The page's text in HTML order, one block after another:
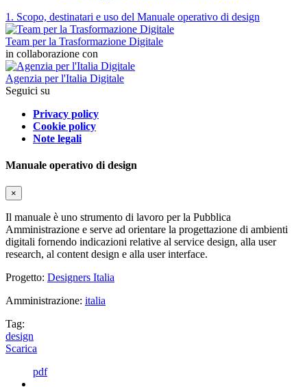
1. Scopo, destinatari e uso del Manuale operativo di design
Team per la Trasformazione Digitale
in collaborazione con
Agenzia per l'Italia Digitale
Seguici su
Privacy policy
Cookie policy
Note legali
Manuale operativo di design
×
Il manuale è uno strumento di lavoro per la Pubblica
Amministrazione e serve ad orientare la progettazione di ambienti
digitali fornendo indicazioni relative al service design, alla user
research, al content design e alla user interface.
Progetto: Designers Italia
Amministrazione: italia
Tag:
design
Scarica
pdf